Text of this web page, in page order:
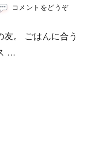
コメントをどうぞ(福
う
友。 ごはんに合う
…